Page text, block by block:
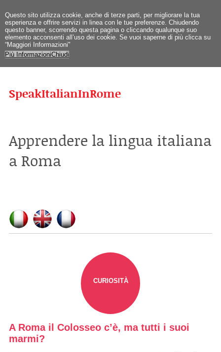
Questo sito utilizza cookie, anche di terze parti, per migliorare la tua
esperienza e offrire servizi in linea con le tue preferenze. Chiudendo
questo banner, scorrendo questa pagina o cliccando qualunque suo
elemento acconsenti all’uso dei cookie. Se vuoi saperne di più clicca su
“Maggiori Informazioni"
Più InformazioniChiudi
SpeakItalianInRome
Apprendere la lingua italiana
a Roma
CURIOSITÀ
A Roma il Colosseo c’è, ma tutti i suoi
marmi?